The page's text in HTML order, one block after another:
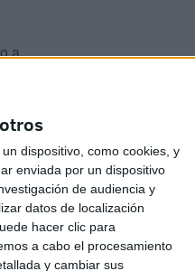
dispositivo, como cookies, y
enviada por un dispositivo
de audiencia y
datos de localización
hacer clic para
a cabo el procesamiento
y cambiar sus
a